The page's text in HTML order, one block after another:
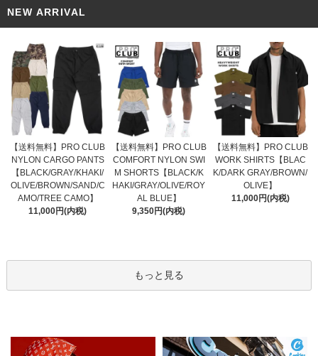
NEW ARRIVAL
【送料無料】PRO CLUB
NYLON CARGO PANTS
【BLACK/GRAY/KHAKI/
OLIVE/BROWN/SAND/C
AMO/TREE CAMO】
11,000円(内税)
【送料無料】PRO CLUB
COMFORT NYLON SWI
M SHORTS【BLACK/K
HAKI/GRAY/OLIVE/ROY
AL BLUE】
9,350円(内税)
【送料無料】PRO CLUB
WORK SHIRTS【BLAC
K/DARK GRAY/BROWN/
OLIVE】
11,000円(内税)
もっと見る